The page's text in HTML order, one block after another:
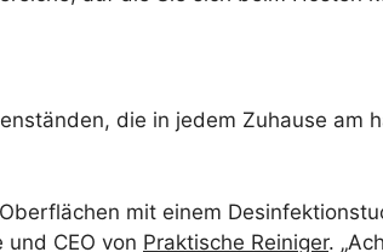
die in jedem Zuhause
mit einem
und CEO von Praktische Reiniger.